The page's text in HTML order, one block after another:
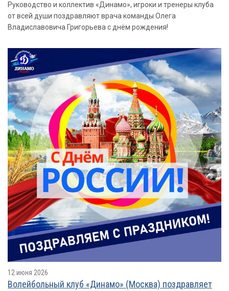
Руководство и коллектив «Динамо», игроки и тренеры клуба
от всей души поздравляют врача команды Олега
Владиславовича Григорьева с днём рождения!
12 июня 2026
Волейбольный клуб «Динамо» (Москва) поздравляет